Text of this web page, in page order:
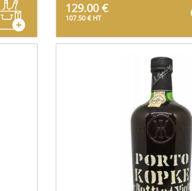
129.00 €
107.50 € HT